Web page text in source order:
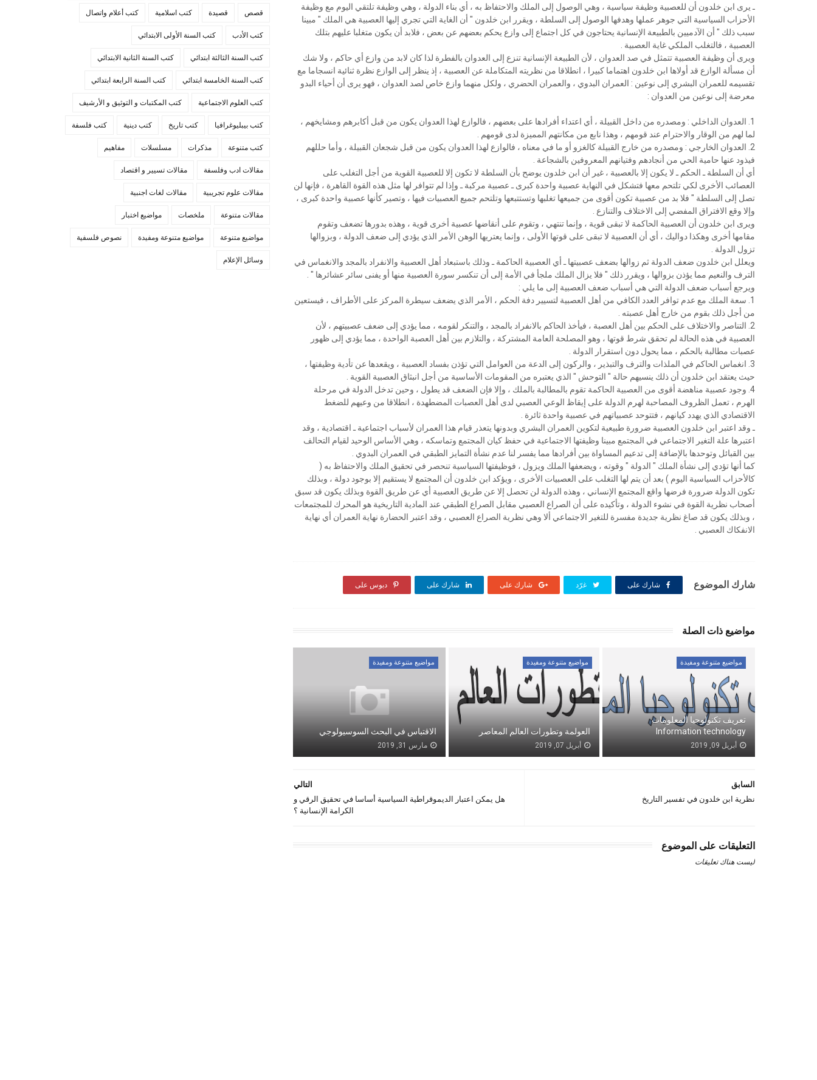
ـ ﻳﺮﻯ ﺍﺑﻦ ﺧﻠﺪﻭﻥ ﺃﻥ ﻟﻠﻌﺼﺒﻴﺔ ﻭﻇﻴﻔﺔ ﺳﻴﺎﺳﻴﺔ ، ﻭﻫﻲ ﺍﻟﻮﺻﻮﻝ ﺇﻟﻰ ﺍﻟﻤﻠﻚ ﻭﺍﻻﺣﺘﻔﺎﻅ ﺑﻪ ، ﺃﻱ ﺑﻨﺎﺀ ﺍﻟﺪﻭﻟﺔ ، ﻭﻫﻲ ﻭﻇﻴﻔﺔ ﺗﻠﺘﻘﻲ ﺍﻟﻴﻮﻡ ﻣﻊ ﻭﻇﻴﻔﺔ
ﺍﻷﺣﺰﺍﺏ ﺍﻟﺴﻴﺎﺳﻴﺔ ﺍﻟﺘﻲ ﺟﻮﻫﺮ ﻋﻤﻠﻬﺎ ﻭﻫﺪﻓﻬﺎ ﺍﻟﻮﺻﻮﻝ ﺇﻟﻰ ﺍﻟﺴﻠﻄﺔ ، ﻭﻳﻘﺮﺭ ﺍﺑﻦ ﺧﻠﺪﻭﻥ " ﺃﻥ ﺍﻟﻐﺎﻳﺔ ﺍﻟﺘﻲ ﺗﺠﺮﻱ ﺇﻟﻴﻬﺎ ﺍﻟﻌﺼﺒﻴﺔ ﻫﻲ ﺍﻟﻤﻠﻚ " ﻣﺒﻴﻨﺎ
ﺳﺒﺐ ﺫﻟﻚ " ﺃﻥ ﺍﻵﺩﻣﻴﻴﻦ ﺑﺎﻟﻄﺒﻴﻌﺔ ﺍﻹﻧﺴﺎﻧﻴﺔ ﻳﺤﺘﺎﺟﻮﻥ ﻓﻲ ﻛﻞ ﺍﺟﺘﻤﺎﻉ ﺇﻟﻰ ﻭﺍﺯﻉ ﻳﺤﻜﻢ ﺑﻌﻀﻬﻢ ﻋﻦ ﺑﻌﺾ ، ﻓﻼﺑﺪ ﺃﻥ ﻳﻜﻮﻥ ﻣﺘﻐﻠﺒﺎ ﻋﻠﻴﻬﻢ ﺑﺘﻠﻚ
ﺍﻟﻌﺼﺒﻴﺔ ، ﻓﺎﻟﺘﻐﻠﺐ ﺍﻟﻤﻠﻜﻲ ﻏﺎﻳﺔ ﺍﻟﻌﺼﺒﻴﺔ .
ﻭﻳﺮﻯ ﺃﻥ ﻭﻇﻴﻔﺔ ﺍﻟﻌﺼﺒﻴﺔ ﺗﺘﻤﺜﻞ ﻓﻲ ﺻﺪ ﺍﻟﻌﺪﻭﺍﻥ ، ﻷﻥ ﺍﻟﻄﺒﻴﻌﺔ ﺍﻹﻧﺴﺎﻧﻴﺔ ﺗﻨﺰﻉ ﺇﻟﻰ ﺍﻟﻌﺪﻭﺍﻥ ﺑﺎﻟﻔﻄﺮﺓ ﻟﺬﺍ ﻛﺎﻥ ﻻﺑﺪ ﻣﻦ ﻭﺍﺯﻉ ﺃﻱ ﺣﺎﻛﻢ ، ﻭﻻ ﺷﻚ
ﺃﻥ ﻣﺴﺄﻟﺔ ﺍﻟﻮﺍﺯﻉ ﻗﺪ ﺃﻭﻻﻫﺎ ﺍﺑﻦ ﺧﻠﺪﻭﻥ ﺍﻫﺘﻤﺎﻣﺎ ﻛﺒﻴﺮﺍ ، ﺍﻧﻄﻼﻗﺎ ﻣﻦ ﻧﻈﺮﻳﺘﻪ ﺍﻟﻤﺘﻜﺎﻣﻠﺔ ﻋﻦ ﺍﻟﻌﺼﺒﻴﺔ ، ﺇﺫ ﻳﻨﻈﺮ ﺇﻟﻰ ﺍﻟﻮﺍﺯﻉ ﻧﻈﺮﺓ ﺛﻨﺎﺋﻴﺔ ﺍﻧﺴﺠﺎﻣﺎ ﻣﻊ
ﺗﻘﺴﻴﻤﻪ ﻟﻠﻌﻤﺮﺍﻥ ﺍﻟﺒﺸﺮﻱ ﺇﻟﻰ ﻧﻮﻋﻴﻦ : ﺍﻟﻌﻤﺮﺍﻥ ﺍﻟﺒﺪﻭﻱ ، ﻭﺍﻟﻌﻤﺮﺍﻥ ﺍﻟﺤﻀﺮﻱ ، ﻭﻟﻜﻞ ﻣﻨﻬﻤﺎ ﻭﺍﺯﻉ ﺧﺎﺹ ﻟﺼﺪ ﺍﻟﻌﺪﻭﺍﻥ ، ﻓﻬﻮ ﻳﺮﻯ ﺃﻥ ﺃﺣﻴﺎﺀ ﺍﻟﺒﺪﻭ
ﻣﻌﺮﺿﺔ ﺇﻟﻰ ﻧﻮﻋﻴﻦ ﻣﻦ ﺍﻟﻌﺪﻭﺍﻥ :
1. ﺍﻟﻌﺪﻭﺍﻥ ﺍﻟﺪﺍﺧﻠﻲ : ﻭﻣﺼﺪﺭﻩ ﻣﻦ ﺩﺍﺧﻞ ﺍﻟﻘﺒﻴﻠﺔ ، ﺃﻱ ﺍﻋﺘﺪﺍﺀ ﺃﻓﺮﺍﺩﻫﺎ ﻋﻠﻰ ﺑﻌﻀﻬﻢ ، ﻓﺎﻟﻮﺍﺯﻉ ﻟﻬﺬﺍ ﺍﻟﻌﺪﻭﺍﻥ ﻳﻜﻮﻥ ﻣﻦ ﻗﺒﻞ ﺃﻛﺎﺑﺮﻫﻢ ﻭﻣﺸﺎﻳﺨﻬﻢ ،
ﻟﻤﺎ ﻟﻬﻢ ﻣﻦ ﺍﻟﻮﻗﺎﺭ ﻭﺍﻻﺣﺘﺮﺍﻡ ﻋﻨﺪ ﻗﻮﻣﻬﻢ ، ﻭﻫﺬﺍ ﻧﺎﺑﻊ ﻣﻦ ﻣﻜﺎﻧﺘﻬﻢ ﺍﻟﻤﻤﻴﺰﺓ ﻟﺪﻯ ﻗﻮﻣﻬﻢ .
2. ﺍﻟﻌﺪﻭﺍﻥ ﺍﻟﺨﺎﺭﺟﻲ : ﻭﻣﺼﺪﺭﻩ ﻣﻦ ﺧﺎﺭﺝ ﺍﻟﻘﺒﻴﻠﺔ ﻛﺎﻟﻐﺰﻭ ﺃﻭ ﻣﺎ ﻓﻲ ﻣﻌﻨﺎﻩ ، ﻓﺎﻟﻮﺍﺯﻉ ﻟﻬﺬﺍ ﺍﻟﻌﺪﻭﺍﻥ ﻳﻜﻮﻥ ﻣﻦ ﻗﺒﻞ ﺷﺠﻌﺎﻥ ﺍﻟﻘﺒﻴﻠﺔ ، ﻭﺃﻣﺎ ﺣﻠﻠﻬﻢ
ﻓﻴﺬﻭﺩ ﻋﻨﻬﺎ ﺣﺎﻣﻴﺔ ﺍﻟﺤﻲ ﻣﻦ ﺃﻧﺠﺎﺩﻫﻢ ﻭﻓﺘﻴﺎﻧﻬﻢ ﺍﻟﻤﻌﺮﻭﻓﻴﻦ ﺑﺎﻟﺸﺠﺎﻋﺔ .
ﺃﻱ ﺃﻥ ﺍﻟﺴﻠﻄﺔ ـ ﺍﻟﺤﻜﻢ ـ ﻻ ﻳﻜﻮﻥ ﺇﻻ ﺑﺎﻟﻌﺼﺒﻴﺔ ، ﻏﻴﺮ ﺃﻥ ﺍﺑﻦ ﺧﻠﺪﻭﻥ ﻳﻮﺿﺢ ﺑﺄﻥ ﺍﻟﺴﻠﻄﺔ ﻻ ﺗﻜﻮﻥ ﺇﻻ ﻟﻠﻌﺼﺒﻴﺔ ﺍﻟﻘﻮﻳﺔ ﻣﻦ ﺃﺟﻞ ﺍﻟﺘﻐﻠﺐ ﻋﻠﻰ
ﺍﻟﻌﺼﺎﺋﺐ ﺍﻷﺧﺮﻯ ﻟﻜﻲ ﺗﻠﺘﺤﻢ ﻣﻌﻬﺎ ﻓﺘﺸﻜﻞ ﻓﻲ ﺍﻟﻨﻬﺎﻳﺔ ﻋﺼﺒﻴﺔ ﻭﺍﺣﺪﺓ ﻛﺒﺮﻯ ـ ﻋﺼﺒﻴﺔ ﻣﺮﻛﺒﺔ ـ ﻭﺇﺫﺍ ﻟﻢ ﺗﺘﻮﺍﻓﺮ ﻟﻬﺎ ﻣﺜﻞ ﻫﺬﻩ ﺍﻟﻘﻮﺓ ﺍﻟﻘﺎﻫﺮﺓ ، ﻓﺈﻧﻬﺎ ﻟﻦ
ﺗﺼﻞ ﺇﻟﻰ ﺍﻟﺴﻠﻄﺔ " ﻓﻼ ﺑﺪ ﻣﻦ ﻋﺼﺒﻴﺔ ﺗﻜﻮﻥ ﺃﻗﻮﻯ ﻣﻦ ﺟﻤﻴﻌﻬﺎ ﺗﻐﻠﺒﻬﺎ ﻭﺗﺴﺘﺘﺒﻌﻬﺎ ﻭﺗﻠﺘﺤﻢ ﺟﻤﻴﻊ ﺍﻟﻌﺼﺒﻴﺎﺕ ﻓﻴﻬﺎ ، ﻭﺗﺼﻴﺮ ﻛﺄﻧﻬﺎ ﻋﺼﺒﻴﺔ ﻭﺍﺣﺪﺓ ﻛﺒﺮﻯ ،
ﻭﺇﻻ ﻭﻗﻊ ﺍﻻﻓﺘﺮﺍﻕ ﺍﻟﻤﻔﻀﻲ ﺇﻟﻰ ﺍﻻﺧﺘﻼﻑ ﻭﺍﻟﺘﻨﺎﺯﻉ .
ﻭﻳﺮﻯ ﺍﺑﻦ ﺧﻠﺪﻭﻥ ﺃﻥ ﺍﻟﻌﺼﺒﻴﺔ ﺍﻟﺤﺎﻛﻤﺔ ﻻ ﺗﺒﻘﻰ ﻗﻮﻳﺔ ، ﻭﺇﻧﻤﺎ ﺗﻨﺘﻬﻲ ، ﻭﺗﻘﻮﻡ ﻋﻠﻰ ﺃﻧﻘﺎﺿﻬﺎ ﻋﺼﺒﻴﺔ ﺃﺧﺮﻯ ﻗﻮﻳﺔ ، ﻭﻫﺬﻩ ﺑﺪﻭﺭﻫﺎ ﺗﻀﻌﻒ ﻭﺗﻘﻮﻡ
ﻣﻘﺎﻣﻬﺎ ﺃﺧﺮﻯ ﻭﻫﻜﺬﺍ ﺩﻭﺍﻟﻴﻚ ، ﺃﻱ ﺃﻥ ﺍﻟﻌﺼﺒﻴﺔ ﻻ ﺗﺒﻘﻰ ﻋﻠﻰ ﻗﻮﺗﻬﺎ ﺍﻷﻭﻟﻰ ، ﻭﺇﻧﻤﺎ ﻳﻌﺘﺮﻳﻬﺎ ﺍﻟﻮﻫﻦ ﺍﻷﻣﺮ ﺍﻟﺬﻱ ﻳﺆﺩﻱ ﺇﻟﻰ ﺿﻌﻒ ﺍﻟﺪﻭﻟﺔ ، ﻭﺑﺰﻭﺍﻟﻬﺎ
ﺗﺰﻭﻝ ﺍﻟﺪﻭﻟﺔ .
ﻭﻳﻌﻠﻞ ﺍﺑﻦ ﺧﻠﺪﻭﻥ ﺿﻌﻒ ﺍﻟﺪﻭﻟﺔ ﺛﻢ ﺯﻭﺍﻟﻬﺎ ﺑﻀﻌﻒ ﻋﺼﺒﻴﺘﻬﺎ ـ ﺃﻱ ﺍﻟﻌﺼﺒﻴﺔ ﺍﻟﺤﺎﻛﻤﺔ ـ ﻭﺫﻟﻚ ﺑﺎﺳﺘﺒﻌﺎﺩ ﺃﻫﻞ ﺍﻟﻌﺼﺒﻴﺔ ﻭﺍﻻﻧﻔﺮﺍﺩ ﺑﺎﻟﻤﺠﺪ ﻭﺍﻻﻧﻐﻤﺎﺱ ﻓﻲ
ﺍﻟﺘﺮﻑ ﻭﺍﻟﻨﻌﻴﻢ ﻣﻤﺎ ﻳﺆﺫﻥ ﺑﺰﻭﺍﻟﻬﺎ ، ﻭﻳﻘﺮﺭ ﺫﻟﻚ " ﻓﻼ ﻳﺰﺍﻝ ﺍﻟﻤﻠﻚ ﻣﻠﺠﺄ ﻓﻲ ﺍﻷﻣﺔ ﺇﻟﻰ ﺃﻥ ﺗﻨﻜﺴﺮ ﺳﻮﺭﺓ ﺍﻟﻌﺼﺒﻴﺔ ﻣﻨﻬﺎ ﺃﻭ ﻳﻔﻨﻰ ﺳﺎﺋﺮ ﻋﺸﺎﺋﺮﻫﺎ " .
ﻭﻳﺮﺟﻊ ﺃﺳﺒﺎﺏ ﺿﻌﻒ ﺍﻟﺪﻭﻟﺔ ﺍﻟﺘﻲ ﻫﻲ ﺃﺳﺒﺎﺏ ﺿﻌﻒ ﺍﻟﻌﺼﺒﻴﺔ ﺇﻟﻰ ﻣﺎ ﻳﻠﻲ :
1. ﺳﻌﺔ ﺍﻟﻤﻠﻚ ﻣﻊ ﻋﺪﻡ ﺗﻮﺍﻓﺮ ﺍﻟﻌﺪﺩ ﺍﻟﻜﺎﻓﻲ ﻣﻦ ﺃﻫﻞ ﺍﻟﻌﺼﺒﻴﺔ ﻟﺘﺴﻴﻴﺮ ﺩﻓﺔ ﺍﻟﺤﻜﻢ ، ﺍﻷﻣﺮ ﺍﻟﺬﻱ ﻳﻀﻌﻒ ﺳﻴﻄﺮﺓ ﺍﻟﻤﺮﻛﺰ ﻋﻠﻰ ﺍﻷﻃﺮﺍﻑ ، ﻓﻴﺴﺘﻌﻴﻦ
ﻣﻦ ﺃﺟﻞ ﺫﻟﻚ ﺑﻘﻮﻡ ﻣﻦ ﺧﺎﺭﺝ ﺃﻫﻞ ﻋﺼﺒﺘﻪ .
2. ﺍﻟﺘﻨﺎﺻﺮ ﻭﺍﻻﺧﺘﻼﻑ ﻋﻠﻰ ﺍﻟﺤﻜﻢ ﺑﻴﻦ ﺃﻫﻞ ﺍﻟﻌﺼﺒﺔ ، ﻓﻴﺄﺧﺬ ﺍﻟﺤﺎﻛﻢ ﺑﺎﻻﻧﻔﺮﺍﺩ ﺑﺎﻟﻤﺠﺪ ، ﻭﺍﻟﺘﻨﻜﺮ ﻟﻘﻮﻣﻪ ، ﻣﻤﺎ ﻳﺆﺩﻱ ﺇﻟﻰ ﺿﻌﻒ ﻋﺼﺒﻴﺘﻬﻢ ، ﻷﻥ
ﺍﻟﻌﺼﺒﻴﺔ ﻓﻲ ﻫﺬﻩ ﺍﻟﺤﺎﻟﺔ ﻟﻢ ﺗﺤﻘﻖ ﺷﺮﻁ ﻗﻮﺗﻬﺎ ، ﻭﻫﻮ ﺍﻟﻤﺼﻠﺤﺔ ﺍﻟﻌﺎﻣﺔ ﺍﻟﻤﺸﺘﺮﻛﺔ ، ﻭﺍﻟﺘﻼﺯﻡ ﺑﻴﻦ ﺃﻫﻞ ﺍﻟﻌﺼﺒﺔ ﺍﻟﻮﺍﺣﺪﺓ ، ﻣﻤﺎ ﻳﺆﺩﻱ ﺇﻟﻰ ﻇﻬﻮﺭ
ﻋﺼﺒﺎﺕ ﻣﻄﺎﻟﺒﺔ ﺑﺎﻟﺤﻜﻢ ، ﻣﻤﺎ ﻳﺤﻮﻝ ﺩﻭﻥ ﺍﺳﺘﻘﺮﺍﺭ ﺍﻟﺪﻭﻟﺔ .
3. ﺍﻧﻐﻤﺎﺱ ﺍﻟﺤﺎﻛﻢ ﻓﻲ ﺍﻟﻤﻠﺬﺍﺕ ﻭﺍﻟﺘﺮﻑ ﻭﺍﻟﺘﺒﺬﻳﺮ ، ﻭﺍﻟﺮﻛﻮﻥ ﺇﻟﻰ ﺍﻟﺪﻋﺔ ﻣﻦ ﺍﻟﻌﻮﺍﻣﻞ ﺍﻟﺘﻲ ﺗﺆﺫﻥ ﺑﻔﺴﺎﺩ ﺍﻟﻌﺼﺒﻴﺔ ، ﻭﻳﻘﻌﺪﻫﺎ ﻋﻦ ﺗﺄﺩﻳﺔ ﻭﻇﻴﻔﺘﻬﺎ ،
ﺣﻴﺚ ﻳﻌﺘﻘﺪ ﺍﺑﻦ ﺧﻠﺪﻭﻥ ﺃﻥ ﺫﻟﻚ ﻳﻨﺴﻴﻬﻢ ﺣﺎﻟﺔ " ﺍﻟﺘﻮﺣﺶ " ﺍﻟﺬﻱ ﻳﻌﺘﺒﺮﻩ ﻣﻦ ﺍﻟﻤﻘﻮﻣﺎﺕ ﺍﻷﺳﺎﺳﻴﺔ ﻣﻦ ﺃﺟﻞ ﺍﻧﺒﺜﺎﻕ ﺍﻟﻌﺼﺒﻴﺔ ﺍﻟﻘﻮﻳﺔ .
4. ﻭﺟﻮﺩ ﻋﺼﺒﻴﺔ ﻣﻨﺎﻫﻀﺔ ﺃﻗﻮﻯ ﻣﻦ ﺍﻟﻌﺼﺒﻴﺔ ﺍﻟﺤﺎﻛﻤﺔ ﺗﻘﻮﻡ ﺑﺎﻟﻤﻄﺎﻟﺒﺔ ﺑﺎﻟﻤﻠﻚ ، ﻭﺇﻻ ﻓﺈﻥ ﺍﻟﻀﻌﻒ ﻗﺪ ﻳﻄﻮﻝ ، ﻭﺣﻴﻦ ﺗﺪﺧﻞ ﺍﻟﺪﻭﻟﺔ ﻓﻲ ﻣﺮﺣﻠﺔ
ﺍﻟﻬﺮﻡ ، ﺗﻌﻤﻞ ﺍﻟﻈﺮﻭﻑ ﺍﻟﻤﺼﺎﺣﺒﺔ ﻟﻬﺮﻡ ﺍﻟﺪﻭﻟﺔ ﻋﻠﻰ ﺇﻳﻘﺎﻅ ﺍﻟﻮﻋﻲ ﺍﻟﻌﺼﺒﻲ ﻟﺪﻯ ﺃﻫﻞ ﺍﻟﻌﺼﺒﺎﺕ ﺍﻟﻤﻀﻄﻬﺪﺓ ، ﺍﻧﻄﻼﻗﺎ ﻣﻦ ﻭﻋﻴﻬﻢ ﻟﻠﻀﻐﻂ
ﺍﻻﻗﺘﺼﺎﺩﻱ ﺍﻟﺬﻱ ﻳﻬﺪﺩ ﻛﻴﺎﻧﻬﻢ ، ﻓﺘﺘﻮﺣﺪ ﻋﺼﺒﻴﺎﺗﻬﻢ ﻓﻲ ﻋﺼﺒﻴﺔ ﻭﺍﺣﺪﺓ ﺛﺎﺋﺮﺓ .
ـ ﻭﻗﺪ ﺍﻋﺘﺒﺮ ﺍﺑﻦ ﺧﻠﺪﻭﻥ ﺍﻟﻌﺼﺒﻴﺔ ﺿﺮﻭﺭﺓ ﻃﺒﻴﻌﻴﺔ ﻟﺘﻜﻮﻳﻦ ﺍﻟﻌﻤﺮﺍﻥ ﺍﻟﺒﺸﺮﻱ ﻭﺑﺪﻭﻧﻬﺎ ﻳﺘﻌﺬﺭ ﻗﻴﺎﻡ ﻫﺬﺍ ﺍﻟﻌﻤﺮﺍﻥ ﻷﺳﺒﺎﺏ ﺍﺟﺘﻤﺎﻋﻴﺔ ـ ﺍﻗﺘﺼﺎﺩﻳﺔ ، ﻭﻗﺪ
ﺍﻋﺘﺒﺮﻫﺎ ﻋﻠﺔ ﺍﻟﺘﻐﻴﺮ ﺍﻻﺟﺘﻤﺎﻋﻲ ﻓﻲ ﺍﻟﻤﺠﺘﻤﻊ ﻣﺒﻴﻨﺎ ﻭﻇﻴﻔﺘﻬﺎ ﺍﻻﺟﺘﻤﺎﻋﻴﺔ ﻓﻲ ﺣﻔﻆ ﻛﻴﺎﻥ ﺍﻟﻤﺠﺘﻤﻊ ﻭﺗﻤﺎﺳﻜﻪ ، ﻭﻫﻲ ﺍﻷﺳﺎﺱ ﺍﻟﻮﺣﻴﺪ ﻟﻘﻴﺎﻡ ﺍﻟﺘﺤﺎﻟﻒ
ﺑﻴﻦ ﺍﻟﻘﺒﺎﺋﻞ ﻭﺗﻮﺣﺪﻫﺎ ﺑﺎﻹﺿﺎﻓﺔ ﺇﻟﻰ ﺗﺪﻋﻴﻢ ﺍﻟﻤﺴﺎﻭﺍﺓ ﺑﻴﻦ ﺃﻓﺮﺍﺩﻫﺎ ﻣﻤﺎ ﻳﻔﺴﺮ ﻟﻨﺎ ﻋﺪﻡ ﻧﺸﺄﺓ ﺍﻟﺘﻤﺎﻳﺰ ﺍﻟﻄﺒﻘﻲ ﻓﻲ ﺍﻟﻌﻤﺮﺍﻥ ﺍﻟﺒﺪﻭﻱ .
ﻛﻤﺎ ﺃﻧﻬﺎ ﺗﺆﺩﻱ ﺇﻟﻰ ﻧﺸﺄﺓ ﺍﻟﻤﻠﻚ " ﺍﻟﺪﻭﻟﺔ " ﻭﻗﻮﺗﻪ ، ﻭﻳﻀﻌﻔﻬﺎ ﺍﻟﻤﻠﻚ ﻭﻳﺰﻭﻝ ، ﻓﻮﻇﻴﻔﺘﻬﺎ ﺍﻟﺴﻴﺎﺳﻴﺔ ﺗﻨﺤﺼﺮ ﻓﻲ ﺗﺤﻘﻴﻖ ﺍﻟﻤﻠﻚ ﻭﺍﻻﺣﺘﻔﺎﻅ ﺑﻪ (
ﻛﺎﻷﺣﺰﺍﺏ ﺍﻟﺴﻴﺎﺳﻴﺔ ﺍﻟﻴﻮﻡ ) ﺑﻌﺪ ﺃﻥ ﻳﺘﻢ ﻟﻬﺎ ﺍﻟﺘﻐﻠﺐ ﻋﻠﻰ ﺍﻟﻌﺼﺒﻴﺎﺕ ﺍﻷﺧﺮﻯ ، ﻭﻳﺆﻛﺪ ﺍﺑﻦ ﺧﻠﺪﻭﻥ ﺃﻥ ﺍﻟﻤﺠﺘﻤﻊ ﻻ ﻳﺴﺘﻘﻴﻢ ﺇﻻ ﺑﻮﺟﻮﺩ ﺩﻭﻟﺔ ، ﻭﺑﺬﻟﻚ
ﺗﻜﻮﻥ ﺍﻟﺪﻭﻟﺔ ﺿﺮﻭﺭﺓ ﻓﺮﺿﻬﺎ ﻭﺍﻗﻊ ﺍﻟﻤﺠﺘﻤﻊ ﺍﻹﻧﺴﺎﻧﻲ ، ﻭﻫﺬﻩ ﺍﻟﺪﻭﻟﺔ ﻟﻦ ﺗﺤﺼﻞ ﺇﻻ ﻋﻦ ﻃﺮﻳﻖ ﺍﻟﻌﺼﺒﻴﺔ ﺃﻱ ﻋﻦ ﻃﺮﻳﻖ ﺍﻟﻘﻮﺓ ﻭﺑﺬﻟﻚ ﻳﻜﻮﻥ ﻗﺪ ﺳﺒﻖ
ﺃﺻﺤﺎﺏ ﻧﻈﺮﻳﺔ ﺍﻟﻘﻮﺓ ﻓﻲ ﻧﺸﻮﺀ ﺍﻟﺪﻭﻟﺔ ، ﻭﺗﺄﻛﻴﺪﻩ ﻋﻠﻰ ﺃﻥ ﺍﻟﺼﺮﺍﻉ ﺍﻟﻌﺼﺒﻲ ﻣﻘﺎﺑﻞ ﺍﻟﺼﺮﺍﻉ ﺍﻟﻄﺒﻘﻲ ﻋﻨﺪ ﺍﻟﻤﺎﺩﻳﺔ ﺍﻟﺘﺎﺭﻳﺨﻴﺔ ﻫﻮ ﺍﻟﻤﺤﺮﻙ ﻟﻠﻤﺠﺘﻤﻌﺎﺕ
، ﻭﺑﺬﻟﻚ ﻳﻜﻮﻥ ﻗﺪ ﺻﺎﻍ ﻧﻈﺮﻳﺔ ﺟﺪﻳﺪﺓ ﻣﻔﺴﺮﺓ ﻟﻠﺘﻐﻴﺮ ﺍﻻﺟﺘﻤﺎﻋﻲ ﺃﻻ ﻭﻫﻲ ﻧﻈﺮﻳﺔ ﺍﻟﺼﺮﺍﻉ ﺍﻟﻌﺼﺒﻲ ، ﻭﻗﺪ ﺍﻋﺘﺒﺮ ﺍﻟﺤﻀﺎﺭﺓ ﻧﻬﺎﻳﺔ ﺍﻟﻌﻤﺮﺍﻥ ﺃﻱ ﻧﻬﺎﻳﺔ
ﺍﻻﻧﻔﻜﺎﻙ ﺍﻟﻌﺼﺒﻲ .
شارك الموضوع شارك على غرّد شارك على شارك على دبوس على
مواضيع ذات الصلة
مواضيع متنوعة ومفيدة
تعريف تكنولوجيا المعلومات
Information technology
أبريل 09, 2019
مواضيع متنوعة ومفيدة
العولمة وتطورات العالم المعاصر
أبريل 07, 2019
مواضيع متنوعة ومفيدة
الاقتباس في البحث السوسيولوجي
مارس 31, 2019
التالي
هل يمكن اعتبار الديموقراطية السياسية أساسا في تحقيق الرقي و
الكرامة الإنسانية ؟
السابق
نظرية ابن خلدون في تفسير التاريخ
التعليقات على الموضوع
ليست هناك تعليقات
قصص قصيدة كتب اسلامية كتب أعلام واتصال
كتب الأدب كتب السنة الأولى الابتدائي
كتب السنة الثالثة ابتدائي كتب السنة الثانية الابتدائي
كتب السنة الخامسة ابتدائي كتب السنة الرابعة ابتدائي
كتب العلوم الاجتماعية كتب المكتبات و التوثيق و الأرشيف
كتب بيبليوغرافيا كتب تاريخ كتب دينية كتب فلسفة
كتب متنوعة مذكرات مسلسلات مفاهيم
مقالات ادب وفلسفة مقالات تسيير و اقتصاد
مقالات علوم تجريبية مقالات لغات اجنبية
مقالات متنوعة ملخصات مواضيع اختبار
مواضيع متنوعة مواضيع متنوعة ومفيدة نصوص فلسفية
وسائل الإعلام